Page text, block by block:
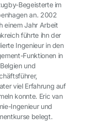
Begeisterte im
an. 2002
einem Jahr Arbeit
führte ihn der
Ingenieur in den
Funktionen in
und
viel Erfahrung auf
konnte. Eric van
Ingenieur und
belegt.